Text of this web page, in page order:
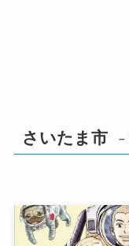
さいたま市 –